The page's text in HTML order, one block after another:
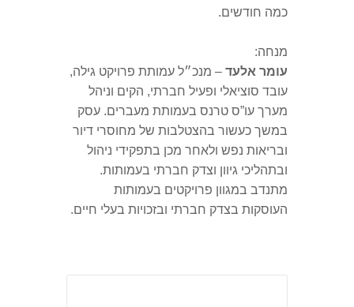
כמה חודשים.
מנחה:
עומר אלעד– מנכ״ל עמותת פרויקט גילה,
עובד סוציאלי ופעיל חברתי, הקים וניהל
מערך עו”ס טרנס בעמותת מעברים. עסק
במשך כעשור בהצטלבות של מחוסרי דיור
ובריאות נפש ולאחר מכן בתפקידי ניהול
ובתהליכי גיוון וצדק חברתי בעמותות.
מתנדב במגוון פרויקטים בעמותות
העוסקות בצדק חברתי ובזכויות בעלי חיים.